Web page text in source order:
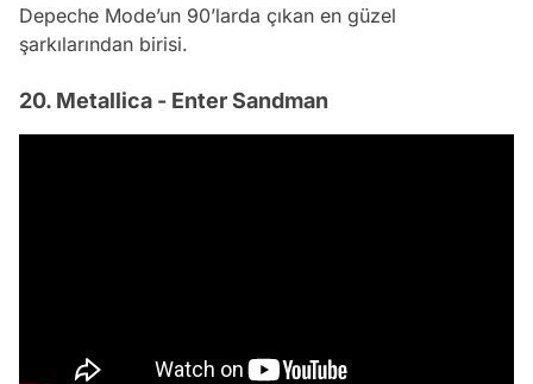
Depeche Mode’un 90’larda çıkan en güzel
şarkılarından birisi.
20. Metallica - Enter Sandman